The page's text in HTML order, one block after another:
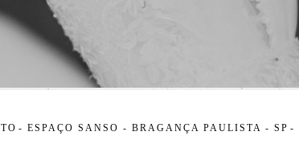
ESPAÇO SANSO - BRAGANÇA PAULISTA - SP